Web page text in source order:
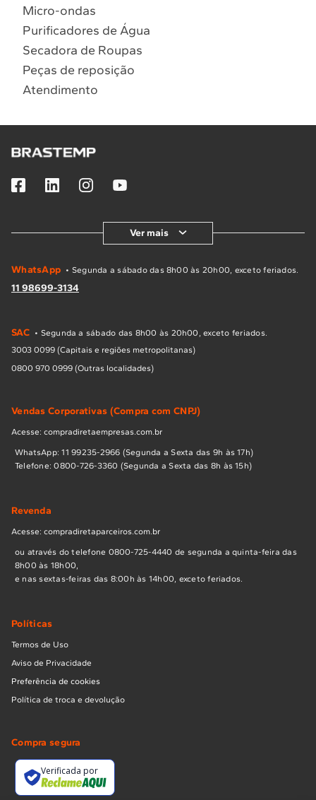
Micro-ondas
Purificadores de Água
Secadora de Roupas
Peças de reposição
Atendimento
Ver mais
WhatsApp • Segunda a sábado das 8h00 às 20h00, exceto feriados.
11 98699-3134
SAC • Segunda a sábado das 8h00 às 20h00, exceto feriados.
3003 0099 (Capitais e regiões metropolitanas)
0800 970 0999 (Outras localidades)
Vendas Corporativas (Compra com CNPJ)
Acesse: compradiretaempresas.com.br
WhatsApp: 11 99235-2966 (Segunda a Sexta das 9h às 17h)
Telefone: 0800-726-3360 (Segunda a Sexta das 8h às 15h)
Revenda
Acesse: compradiretaparceiros.com.br
ou através do telefone 0800-725-4440 de segunda a quinta-feira das
8h00 às 18h00,
e nas sextas-feiras das 8:00h às 14h00, exceto feriados.
Políticas
Termos de Uso
Aviso de Privacidade
Preferência de cookies
Política de troca e devolução
Compra segura
Verificada por